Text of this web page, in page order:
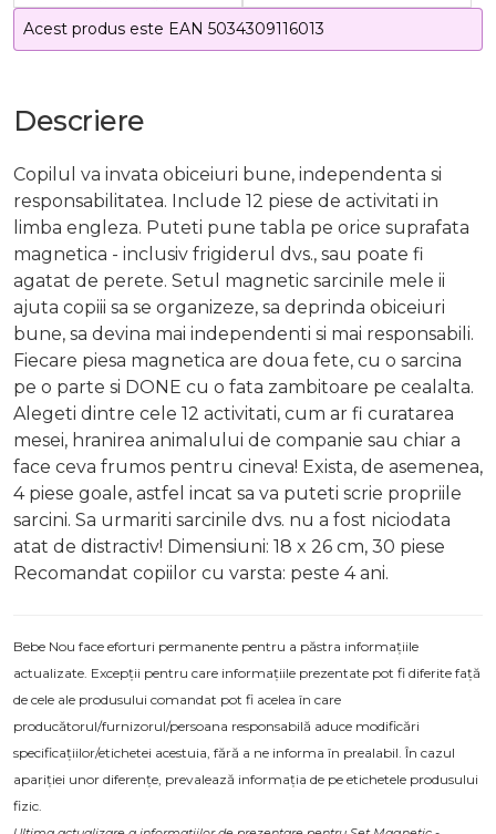
Acest produs este EAN 5034309116013
Descriere
Copilul va invata obiceiuri bune, independenta si
responsabilitatea. Include 12 piese de activitati in
limba engleza. Puteti pune tabla pe orice suprafata
magnetica - inclusiv frigiderul dvs., sau poate fi
agatat de perete. Setul magnetic sarcinile mele ii
ajuta copiii sa se organizeze, sa deprinda obiceiuri
bune, sa devina mai independenti si mai responsabili.
Fiecare piesa magnetica are doua fete, cu o sarcina
pe o parte si DONE cu o fata zambitoare pe cealalta.
Alegeti dintre cele 12 activitati, cum ar fi curatarea
mesei, hranirea animalului de companie sau chiar a
face ceva frumos pentru cineva! Exista, de asemenea,
4 piese goale, astfel incat sa va puteti scrie propriile
sarcini. Sa urmariti sarcinile dvs. nu a fost niciodata
atat de distractiv! Dimensiuni: 18 x 26 cm, 30 piese
Recomandat copiilor cu varsta: peste 4 ani.
Bebe Nou face eforturi permanente pentru a păstra informațiile
actualizate. Excepții pentru care informațiile prezentate pot fi diferite față
de cele ale produsului comandat pot fi acelea în care
producătorul/furnizorul/persoana responsabilă aduce modificări
specificațiilor/etichetei acestuia, fără a ne informa în prealabil. În cazul
apariției unor diferențe, prevalează informația de pe etichetele produsului
fizic.